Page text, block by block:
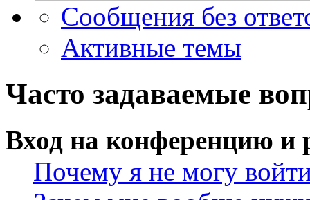
Сообщения без
Активные темы
Часто задаваемые
Вход на конференцию и
Почему я не могу